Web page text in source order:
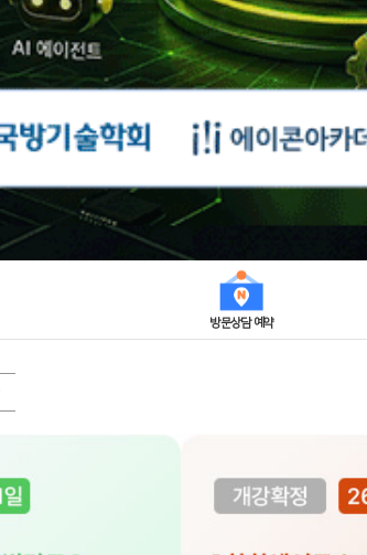
방문상담 예약